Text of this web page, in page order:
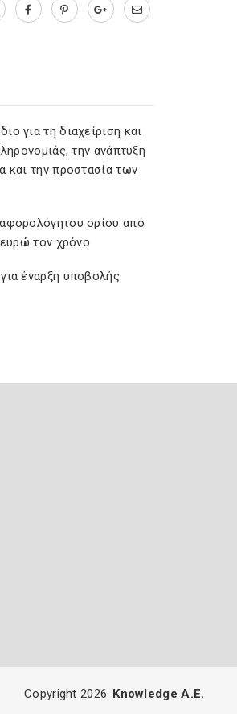
για τη διαχείριση και
την ανάπτυξη
και την προστασία των
ορίου από
τον χρόνο
έναρξη υποβολής
Copyright 2026 Knowledge A.E.